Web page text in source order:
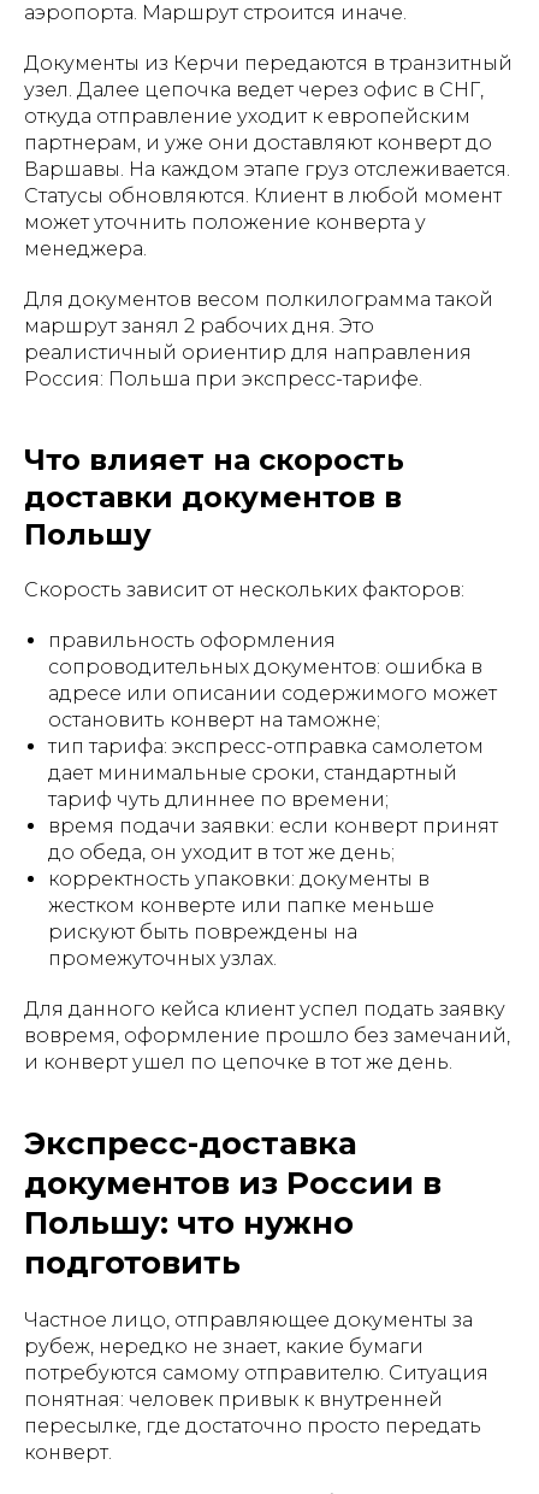
аэропорта. Маршрут строится иначе.
Документы из Керчи передаются в транзитный
узел. Далее цепочка ведет через офис в СНГ,
откуда отправление уходит к европейским
партнерам, и уже они доставляют конверт до
Варшавы. На каждом этапе груз отслеживается.
Статусы обновляются. Клиент в любой момент
может уточнить положение конверта у
менеджера.
Для документов весом полкилограмма такой
маршрут занял 2 рабочих дня. Это
реалистичный ориентир для направления
Россия: Польша при экспресс-тарифе.
Что влияет на скорость
доставки документов в
Польшу
Скорость зависит от нескольких факторов:
правильность оформления
сопроводительных документов: ошибка в
адресе или описании содержимого может
остановить конверт на таможне;
тип тарифа: экспресс-отправка самолетом
дает минимальные сроки, стандартный
тариф чуть длиннее по времени;
время подачи заявки: если конверт принят
до обеда, он уходит в тот же день;
корректность упаковки: документы в
жестком конверте или папке меньше
рискуют быть повреждены на
промежуточных узлах.
Для данного кейса клиент успел подать заявку
вовремя, оформление прошло без замечаний,
и конверт ушел по цепочке в тот же день.
Экспресс-доставка
документов из России в
Польшу: что нужно
подготовить
Частное лицо, отправляющее документы за
рубеж, нередко не знает, какие бумаги
потребуются самому отправителю. Ситуация
понятная: человек привык к внутренней
пересылке, где достаточно просто передать
конверт.